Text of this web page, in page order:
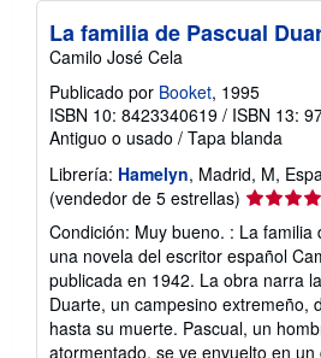
La familia de Pascual
Camilo José Cela
Publicado por Booket, 1995
ISBN 10: 8423340619 / ISBN 13:
Antiguo o usado / Tapa blanda
Librería: Hamelyn, Madrid, M,
(vendedor de 5 estrellas)
del
vendedor:
5
de
5
estrellas
Condición: Muy bueno. : La familia
una novela del escritor español
publicada en 1942. La obra narra
Duarte, un campesino extremeño,
hasta su muerte. Pascual, un
atormentado, se ve envuelto en